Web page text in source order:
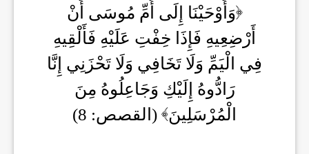
وَأَوْحَيْنَا إِلَى أُمِّ مُوسَى أَنْ
أَرْضِعِيهِ فَإِذَا خِفْتِ عَلَيْهِ فَأَلْقِيهِ
فِي الْيَمِّ وَلَا تَخَافِي وَلَا تَحْزَنِي إِنَّا
رَادُّوهُ إِلَيْكِ وَجَاعِلُوهُ مِنَ
الْمُرْسَلِينَ
(القصص: 8)